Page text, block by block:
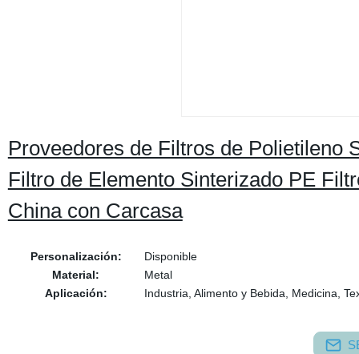
Proveedores de Filtros de Polietileno
Filtro de Elemento Sinterizado PE
China con Carcasa
Personalización:
Disponible
Material:
Metal
Aplicación:
Industria, Alimento y Bebida, Medicina,